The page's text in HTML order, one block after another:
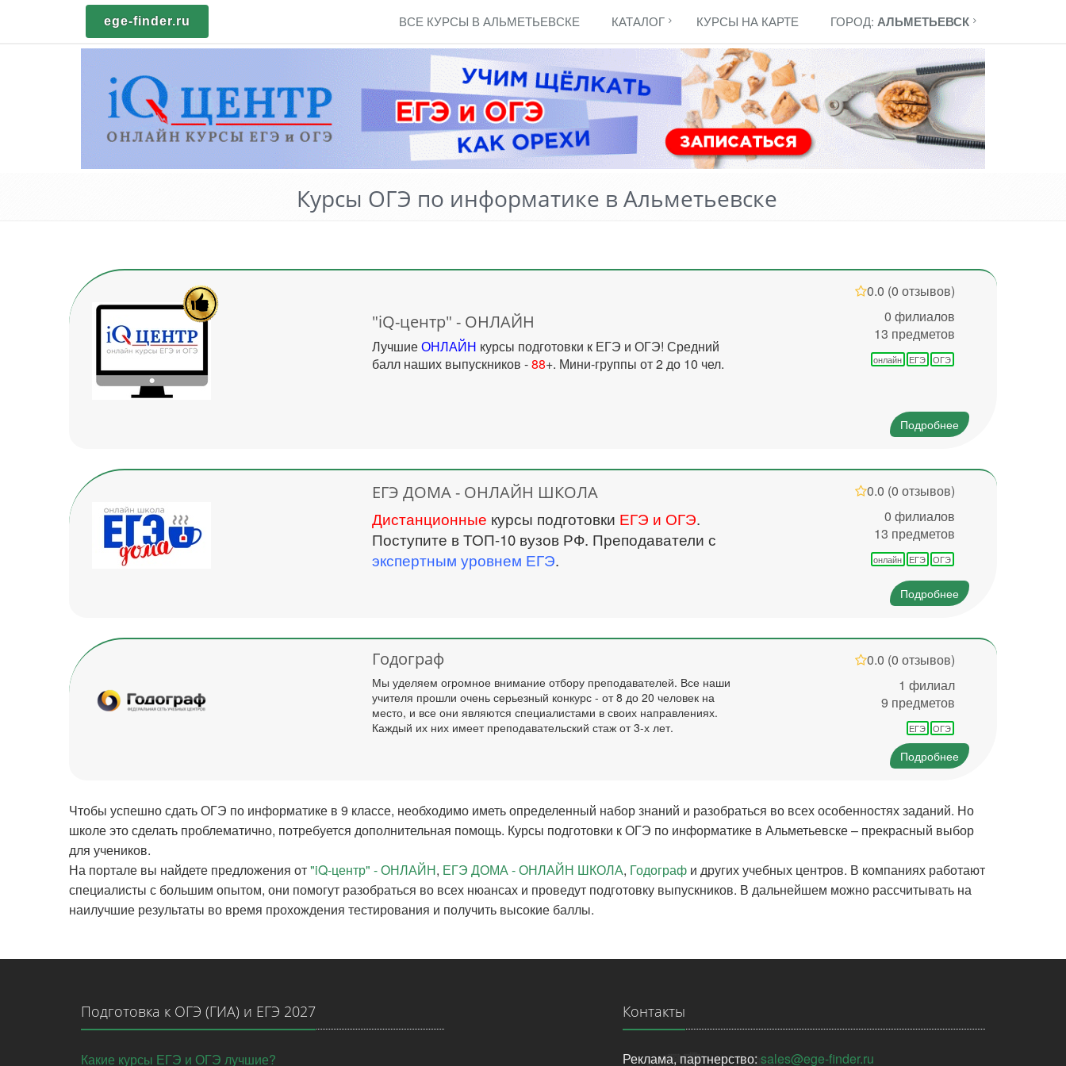
ege-finder.ru ВСЕ КУРСЫ В АЛЬМЕТЬЕВСКЕ КАТАЛОГ КУРСЫ НА КАРТЕ ГОРОД: АЛЬМЕТЬЕВСК
Курсы ОГЭ по информатике в Альметьевске
0.0 (0 отзывов)
0 филиалов
13 предметов
онлайн ЕГЭ ОГЭ
"iQ-центр" - ОНЛАЙН
ЛучшиеОНЛАЙН курсы подготовки к ЕГЭ и ОГЭ! Средний
балл наших выпускников -88+. Мини-группы от 2 до 10 чел.
Подробнее
0.0 (0 отзывов)
0 филиалов
13 предметов
онлайн ЕГЭ ОГЭ
ЕГЭ ДОМА - ОНЛАЙН ШКОЛА
Дистанционные курсы подготовки ЕГЭ и ОГЭ.
Поступите в ТОП-10 вузов РФ. Преподаватели с
экспертным уровнем ЕГЭ.
Подробнее
0.0 (0 отзывов)
1 филиал
9 предметов
ЕГЭ ОГЭ
Годограф
Мы уделяем огромное внимание отбору преподавателей. Все наши
учителя прошли очень серьезный конкурс - от 8 до 20 человек на
место, и все они являются специалистами в своих направлениях.
Каждый их них имеет преподавательский стаж от 3-х лет.
Подробнее
Чтобы успешно сдать ОГЭ по информатике в 9 классе, необходимо иметь определенный набор знаний и разобраться во всех особенностях заданий. Но
школе это сделать проблематично, потребуется дополнительная помощь. Курсы подготовки к ОГЭ по информатике в Альметьевске – прекрасный выбор
для учеников.
На портале вы найдете предложения от"iQ-центр" - ОНЛАЙН, ЕГЭ ДОМА - ОНЛАЙН ШКОЛА, Годограф и других учебных центров. В компаниях работают
специалисты с большим опытом, они помогут разобраться во всех нюансах и проведут подготовку выпускников. В дальнейшем можно рассчитывать на
наилучшие результаты во время прохождения тестирования и получить высокие баллы.
Подготовка к ОГЭ (ГИА) и ЕГЭ 2027
Какие курсы ЕГЭ и ОГЭ лучшие?
Контакты
Реклама, партнерство: sales@ege-finder.ru